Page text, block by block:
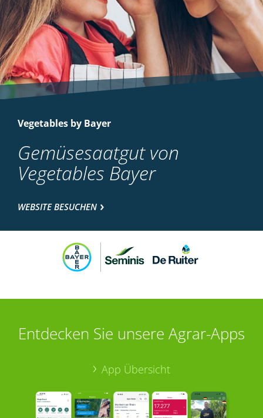
Vegetables by Bayer
Gemüsesaatgut von
Vegetables Bayer
WEBSITE BESUCHEN
Entdecken Sie unsere Agrar-Apps
App Übersicht